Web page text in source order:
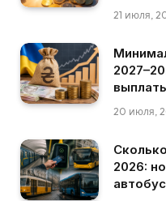
21 июля,
20 июля,
2026: